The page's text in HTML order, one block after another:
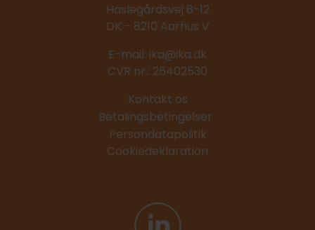
Haslegårdsvej 8-12
DK - 8210 Aarhus V
E-mail: ika@ika.dk
CVR nr.: 26402530
Kontakt os
Betalingsbetingelser
Persondatapolitik
Cookiedeklaration